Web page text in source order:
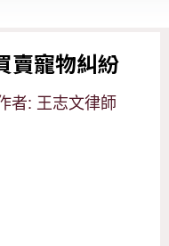
賣寵物糾紛
者: 王志文律師